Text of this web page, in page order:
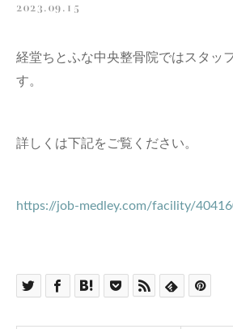
2023.09.15
経堂ちとふな中央整骨院ではスタッ
す。
詳しくは下記をご覧ください。
https://job-medley.com/facility/